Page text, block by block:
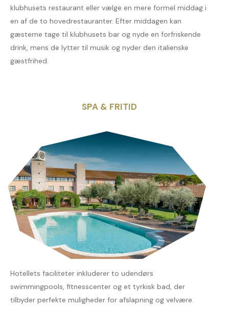
klubhusets restaurant eller vælge en mere formel middag i
en af de to hovedrestauranter. Efter middagen kan
gæsterne tage til klubhusets bar og nyde en forfriskende
drink, mens de lytter til musik og nyder den italienske
gæstfrihed.
SPA & FRITID
Hotellets faciliteter inkluderer to udendørs
swimmingpools, fitnesscenter og et tyrkisk bad, der
tilbyder perfekte muligheder for afslapning og velvære.